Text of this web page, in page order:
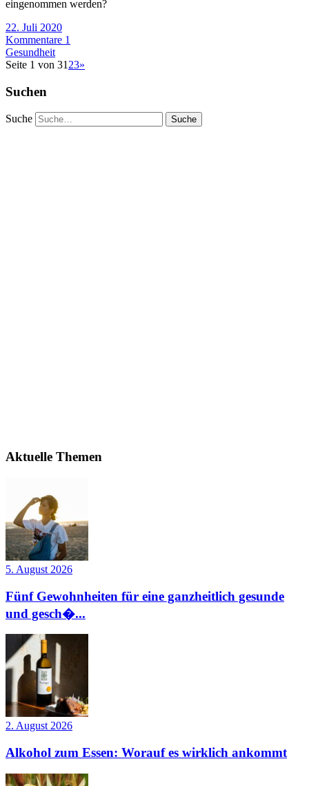
eingenommen werden?
22. Juli 2020
Kommentare 1
Gesundheit
Seite 1 von 31 23»
Suchen
Suche
Aktuelle Themen
5. August 2026
Fünf Gewohnheiten für eine ganzheitlich gesunde
und gesch�...
2. August 2026
Alkohol zum Essen: Worauf es wirklich ankommt